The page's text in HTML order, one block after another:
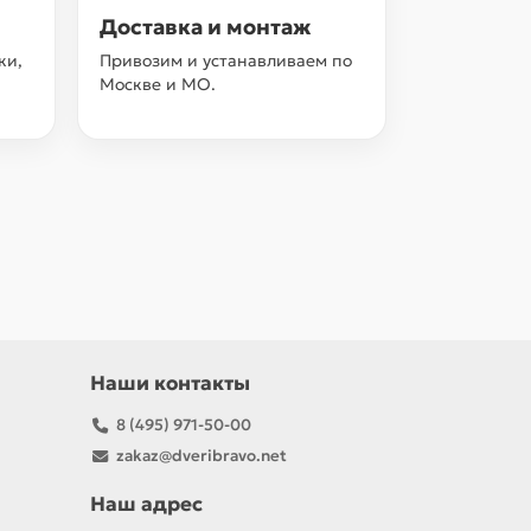
Доставка и монтаж
Привозим и устанавливаем по
Москве и МО.
Наши контакты
8 (495) 971-50-00
zakaz@dveribravo.net
Наш адрес